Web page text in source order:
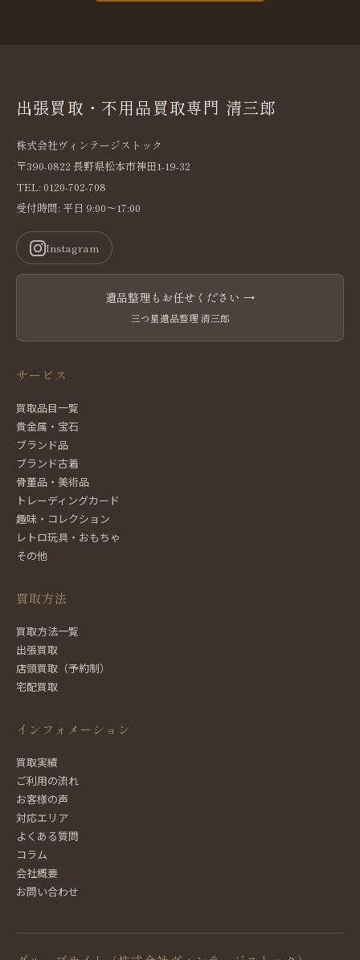
出張買取・不用品買取専門 清三郎
株式会社ヴィンテージストック
〒390-0822 長野県松本市神田1-19-32
TEL: 0120-702-708
受付時間: 平日 9:00〜17:00
Instagram
遺品整理もお任せください →
三つ星遺品整理 清三郎
サービス
買取品目一覧
貴金属・宝石
ブランド品
ブランド古着
骨董品・美術品
トレーディングカード
趣味・コレクション
レトロ玩具・おもちゃ
その他
買取方法
買取方法一覧
出張買取
店頭買取（予約制）
宅配買取
インフォメーション
買取実績
ご利用の流れ
お客様の声
対応エリア
よくある質問
コラム
会社概要
お問い合わせ